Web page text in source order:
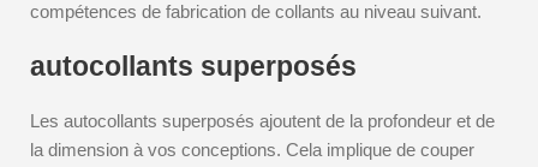
compétences de fabrication de collants au niveau suivant.
autocollants superposés
Les autocollants superposés ajoutent de la profondeur et de
la dimension à vos conceptions. Cela implique de couper